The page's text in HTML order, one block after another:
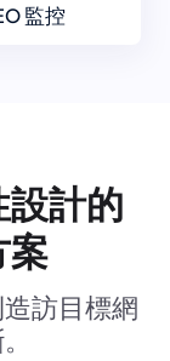
監控
計的
案
訪目標網